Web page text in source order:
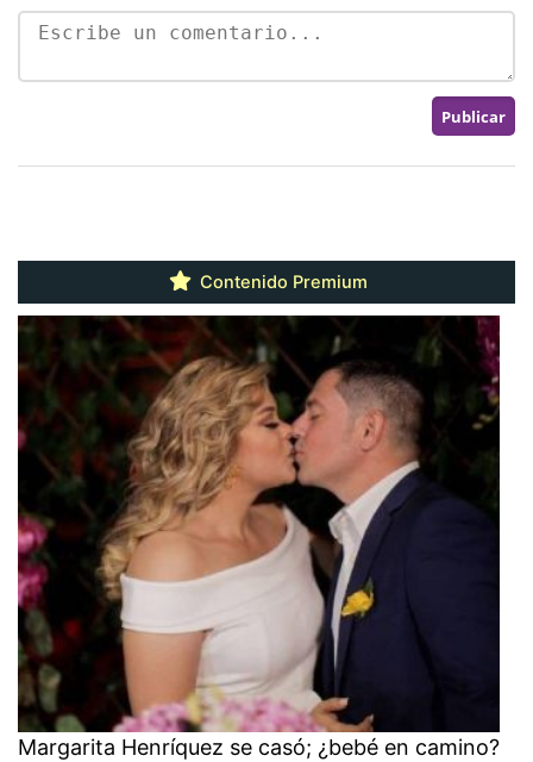
Contenido Premium
Margarita Henríquez se casó; ¿bebé en camino?